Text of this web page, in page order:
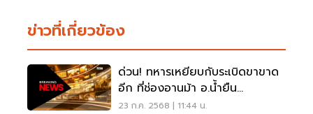
ข่าวที่เกี่ยวข้อง
ด่วน! ทหารเหยียบกับระเบิดขาขาด
อีก ที่ช่องอานม้า อ.น้ำยืน
อุบลราชธานี
23 ก.ค. 2568 | 11:44 น.